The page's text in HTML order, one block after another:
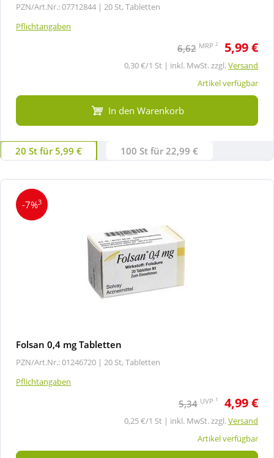
PZN/Art.Nr.: 07712844 | 20 St, Tabletten
Pflichtangaben
6,62 MRP 2 5,99 €
0,30 €/1 St | inkl. MwSt. zzgl.Versand
Artikel verfügbar
In den Warenkorb
20 St für 5,99 € 100 St für 22,99 €
-7%3
Folsan 0,4 mg Tabletten
PZN/Art.Nr.: 01246720 | 20 St, Tabletten
Pflichtangaben
5,34 UVP 1 4,99 €
0,25 €/1 St | inkl. MwSt. zzgl.Versand
Artikel verfügbar